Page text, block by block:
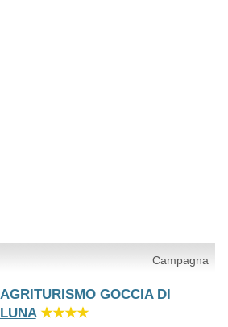
Campagna
AGRITURISMO GOCCIA DI
LUNA ★★★★